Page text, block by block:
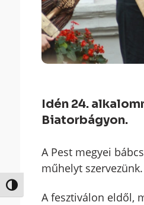
Nagy kontraszt váltása
Idén 24.
Biatorbágyon.
A Pest megyei
műhelyt szervezünk.
A fesztiválon eldől,